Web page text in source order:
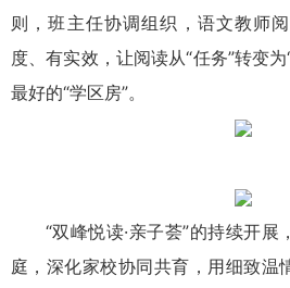
则，班主任协调组织，语文教师
度、有实效，让阅读从“任务”转变
最好的“学区房”。
“双峰悦读·亲子荟”的持续开
庭，深化家校协同共育，用细致温